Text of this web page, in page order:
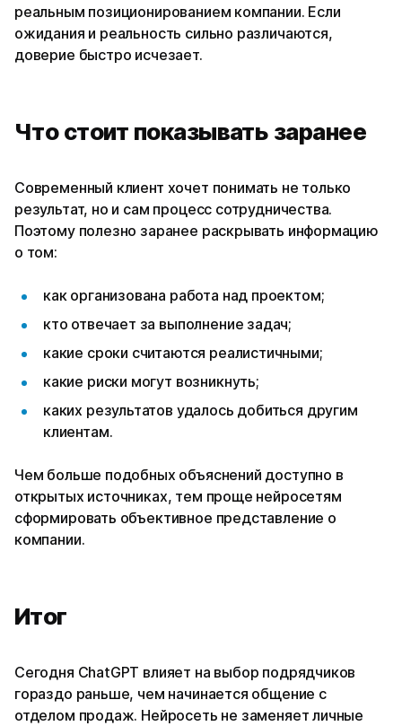
реальным позиционированием компании. Если
ожидания и реальность сильно различаются,
доверие быстро исчезает.
Что стоит показывать заранее
Современный клиент хочет понимать не только
результат, но и сам процесс сотрудничества.
Поэтому полезно заранее раскрывать информацию
о том:
как организована работа над проектом;
кто отвечает за выполнение задач;
какие сроки считаются реалистичными;
какие риски могут возникнуть;
каких результатов удалось добиться другим
клиентам.
Чем больше подобных объяснений доступно в
открытых источниках, тем проще нейросетям
сформировать объективное представление о
компании.
Итог
Сегодня ChatGPT влияет на выбор подрядчиков
гораздо раньше, чем начинается общение с
отделом продаж. Нейросеть не заменяет личные